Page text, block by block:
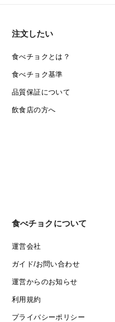
注文したい
食べチョクとは？
食べチョク基準
品質保証について
飲食店の方へ
食べチョクについて
運営会社
ガイド/お問い合わせ
運営からのお知らせ
利用規約
プライバシーポリシー